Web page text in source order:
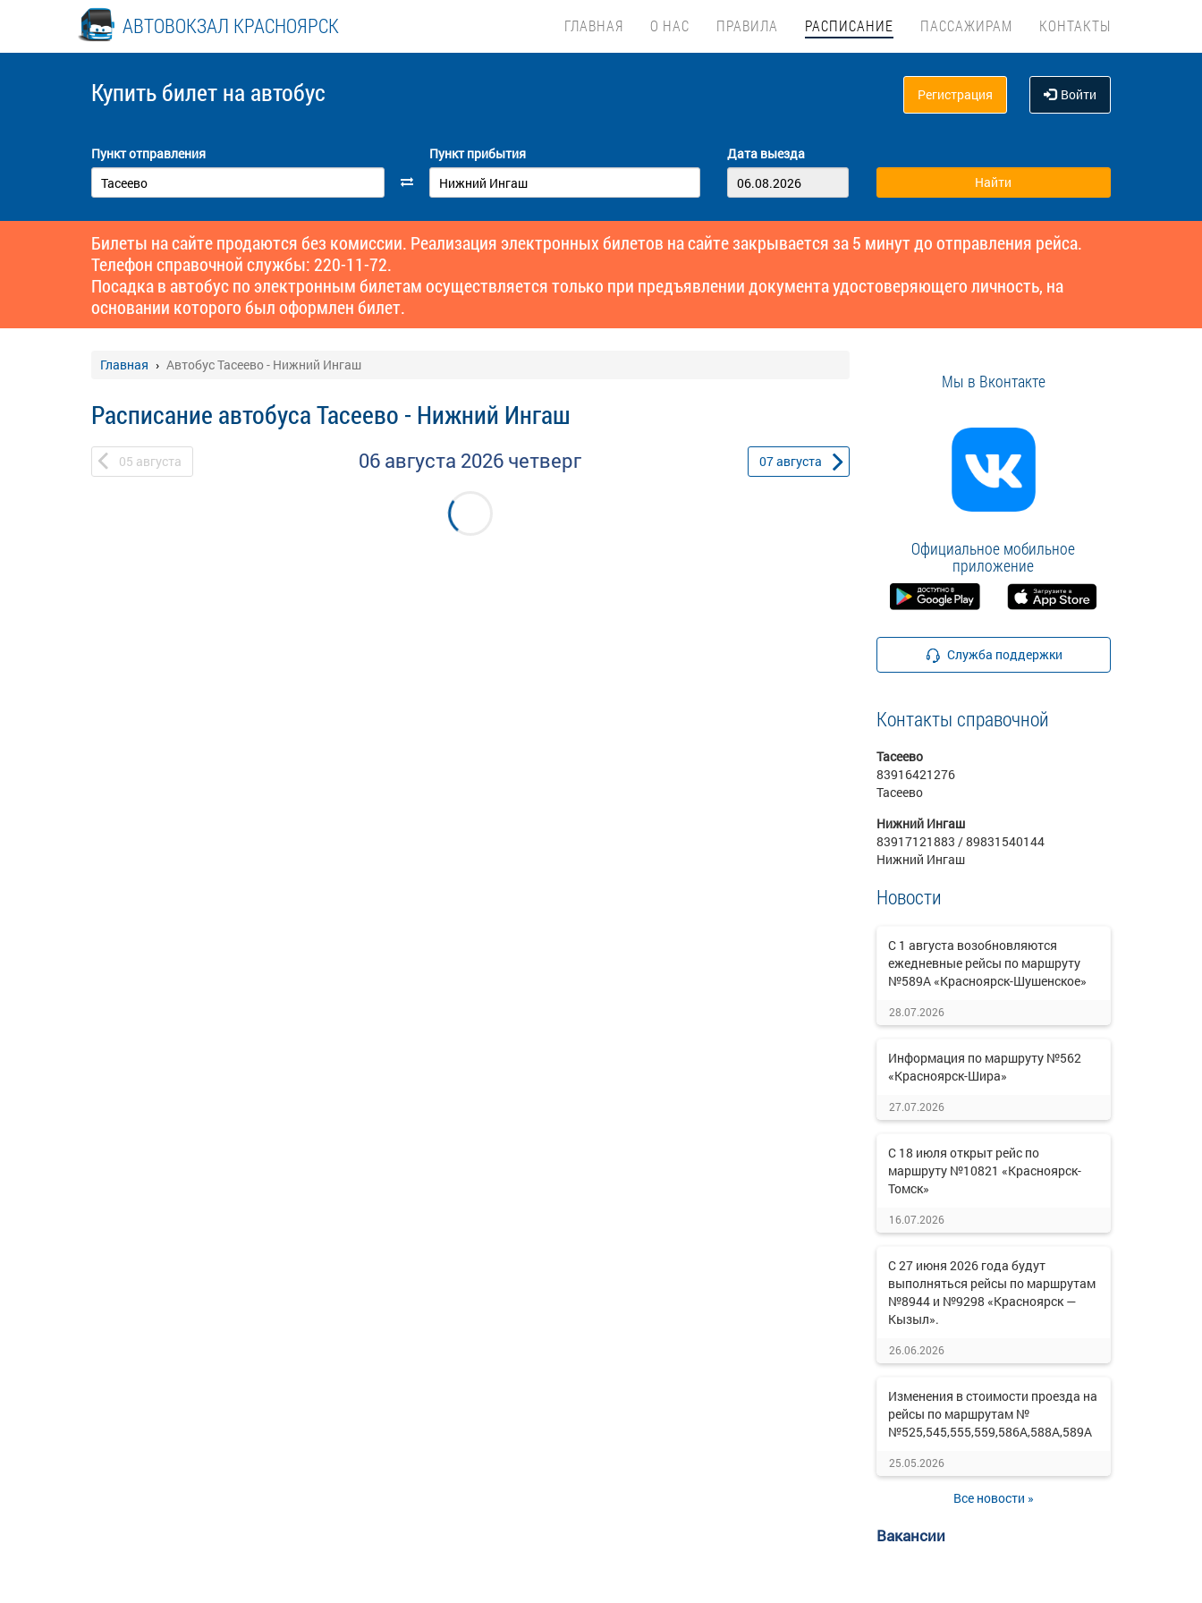
АВТОВОКЗАЛ КРАСНОЯРСК ГЛАВНАЯ О НАС ПРАВИЛА РАСПИСАНИЕ ПАССАЖИРАМ КОНТАКТЫ
Купить билет на автобус Регистрация Войти
Пункт отправления Пункт прибытия Дата выезда
Билеты на сайте продаются без комиссии. Реализация электронных билетов на сайте закрывается за 5 минут до отправления рейса.
Телефон справочной службы: 220-11-72.
Посадка в автобус по электронным билетам осуществляется только при предъявлении документа удостоверяющего личность, на
основании которого был оформлен билет.
Главная Автобус Тасеево - Нижний Ингаш
Расписание автобуса Тасеево - Нижний Ингаш
05 августа 06 августа 2026 четверг 07августа
Мы в Вконтакте
Официальное мобильное
приложение
Служба поддержки
Контакты справочной
Тасеево
83916421276
Тасеево
Нижний Ингаш
83917121883 / 89831540144
Нижний Ингаш
Новости
С 1 августа возобновляются
ежедневные рейсы по маршруту
№589А «Красноярск-Шушенское»
28.07.2026
Информация по маршруту №562
«Красноярск-Шира»
27.07.2026
С 18 июля открыт рейс по
маршруту №10821 «Красноярск-
Томск»
16.07.2026
С 27 июня 2026 года будут
выполняться рейсы по маршрутам
№8944 и №9298 «Красноярск —
Кызыл».
26.06.2026
Изменения в стоимости проезда на
рейсы по маршрутам №
№525,545,555,559,586А,588А,589А
25.05.2026
Все новости »
Вакансии